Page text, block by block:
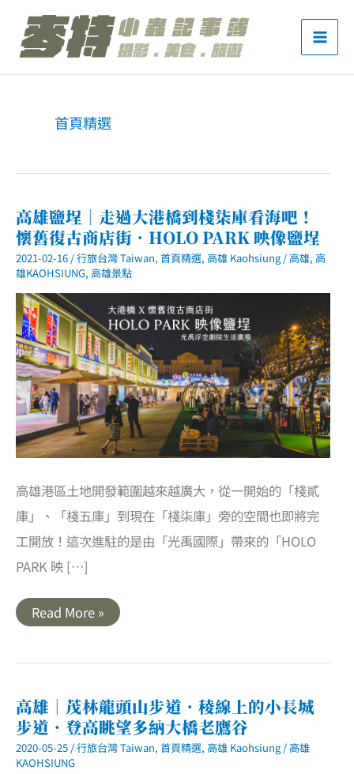
首頁精選
高雄鹽埕｜走過大港橋到棧柒庫看海吧！
懷舊復古商店街．HOLO PARK 映像鹽埕
2021-02-16 /行旅台灣 Taiwan, 首頁精選, 高雄 Kaohsiung /高雄, 高
雄KAOHSIUNG, 高雄景點
高雄港區土地開發範圍越來越廣大，從一開始的「棧貳
庫」、「棧五庫」到現在「棧柒庫」旁的空間也即將完
工開放！這次進駐的是由「光禹國際」帶來的「HOLO
PARK 映 […]
高
雄
｜
大
港
橋
到
棧
柒
Read More »
高雄｜茂林龍頭山步道．稜線上的小長城
步道．登高眺望多納大橋老鷹谷
2020-05-25 /行旅台灣 Taiwan, 首頁精選, 高雄 Kaohsiung /高雄
KAOHSIUNG